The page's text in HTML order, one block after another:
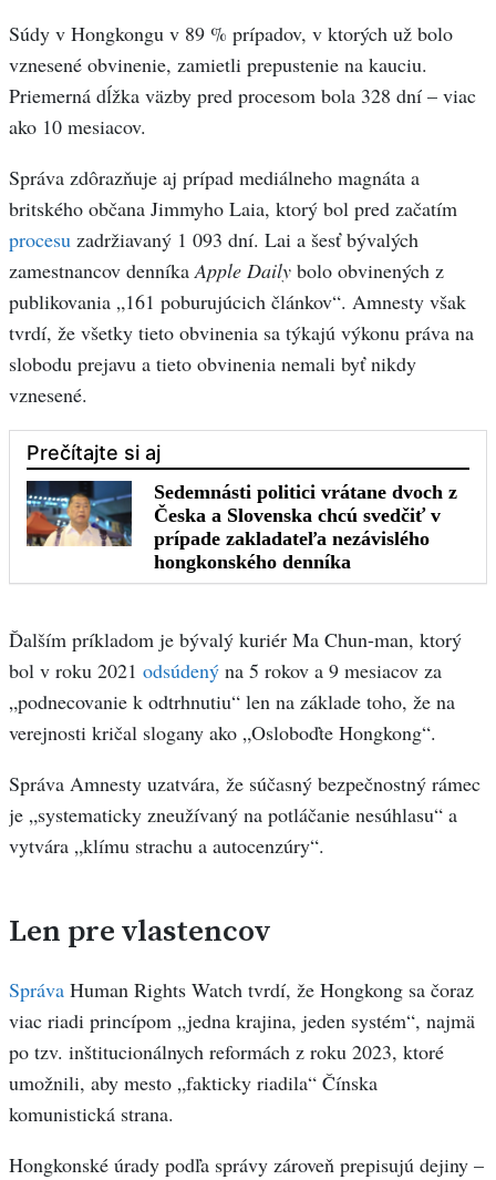
Súdy v Hongkongu v 89 % prípadov, v ktorých už bolo
vznesené obvinenie, zamietli prepustenie na kauciu.
Priemerná dĺžka väzby pred procesom bola 328 dní – viac
ako 10 mesiacov.
Správa zdôrazňuje aj prípad mediálneho magnáta a
britského občana Jimmyho Laia, ktorý bol pred začatím
procesu zadržiavaný 1 093 dní. Lai a šesť bývalých
zamestnancov denníkaApple Daily bolo obvinených z
publikovania „161 poburujúcich článkov“. Amnesty však
tvrdí, že všetky tieto obvinenia sa týkajú výkonu práva na
slobodu prejavu a tieto obvinenia nemali byť nikdy
vznesené.
Ďalším príkladom je bývalý kuriér Ma Chun-man, ktorý
bol v roku 2021 odsúdený na 5 rokov a 9 mesiacov za
„podnecovanie k odtrhnutiu“ len na základe toho, že na
verejnosti kričal slogany ako „Osloboďte Hongkong“.
Správa Amnesty uzatvára, že súčasný bezpečnostný rámec
je „systematicky zneužívaný na potláčanie nesúhlasu“ a
vytvára „klímu strachu a autocenzúry“.
Len pre vlastencov
Správa Human Rights Watch tvrdí, že Hongkong sa čoraz
viac riadi princípom „jedna krajina, jeden systém“, najmä
po tzv. inštitucionálnych reformách z roku 2023, ktoré
umožnili, aby mesto „fakticky riadila“ Čínska
komunistická strana.
Hongkonské úrady podľa správy zároveň prepisujú dejiny –